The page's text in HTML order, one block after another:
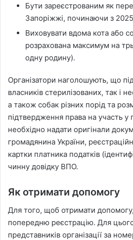
Бути зареєстрованим як
Запоріжжі, починаючи з
Виховувати вдома кота або
розрахована максимум на
одну родину).
Організатори наголошують, що
власників стерилізованих, так і
а також собак різних порід та
підтвердження права на участь у
необхідно надати оригінали
громадянина України,
картки платника податків
чинну довідку ВПО.
Як отримати допомогу
Для того, щоб отримати
попередню реєстрацію. Для
представників організації за